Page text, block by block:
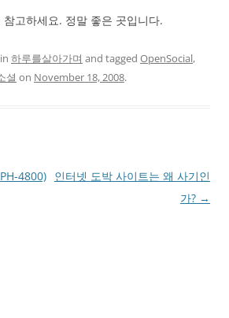
참고하세요. 정말 좋은 곳입니다.
하루를살아가며 and tagged OpenSocial,
셜 on November 18, 2008.
4800) 인터넷 도박 사이트는 왜 사기인
가? →